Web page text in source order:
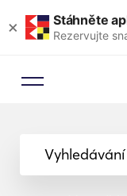
× Stáhněte
Rezervujte
Vyhledávání